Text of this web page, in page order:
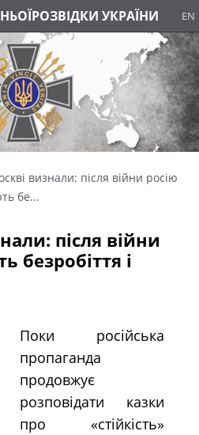
РОЗВІДКИ УКРАЇНИ EN
визнали: після війни росію
бе...
після війни
безробіття і
Поки російська
пропаганда
продовжує
розповідати казки
про «стійкість»